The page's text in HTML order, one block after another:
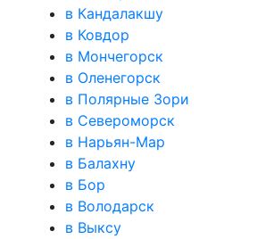
в Кандалакшу
в Ковдор
в Мончегорск
в Оленегорск
в Полярные Зори
в Североморск
в Нарьян-Мар
в Балахну
в Бор
в Володарск
в Выксу